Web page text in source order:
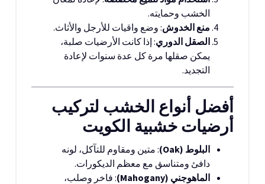
الخشب وحمايته.
منع الخدوش: وضع واقيات للأرجل والأثاث.
الصقل الدوري: إذا كانت الأرضيات صلبة،
يمكن صقلها مرة كل عدة سنوات لإعادة
التجديد.
أفضل أنواع الخشب لتركيب
أرضيات خشبية الكويت
البلوط (Oak)
: متين ومقاوم للتآكل، لونه
دافئ ومتناسق مع معظم الديكورات.
الماهوجني (Mahogany)
: فاخر وصلب،